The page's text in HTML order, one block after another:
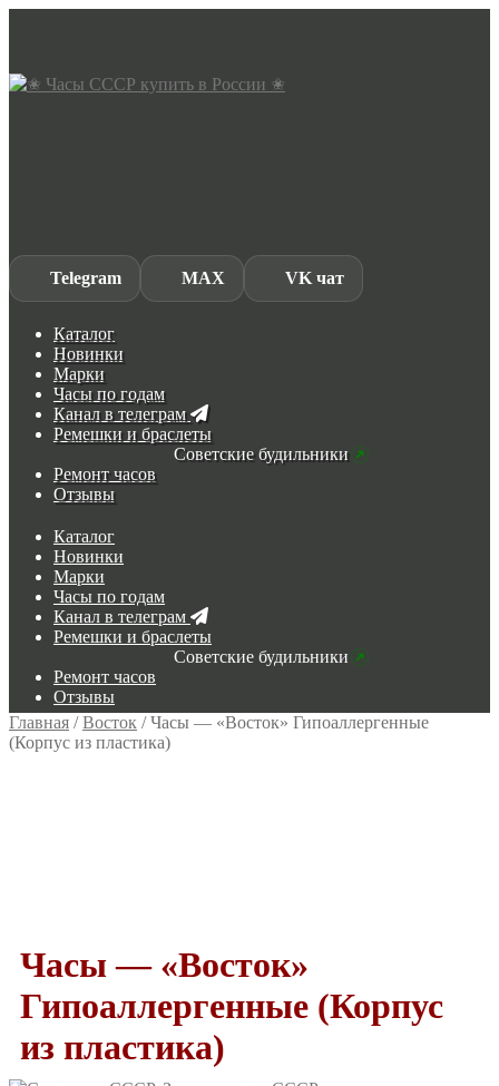
Skip
Skip
Telegram MAX VK чат
Каталог
Новинки
Марки
Часы по годам
Канал в телеграм
Ремешки и браслеты
Советские будильники
Ремонт часов
Отзывы
Каталог
Новинки
Марки
Часы по годам
Канал в телеграм
Ремешки и браслеты
Советские будильники
Ремонт часов
Отзывы
Главная /Восток /Часы — «Восток» Гипоаллергенные
(Корпус из пластика)
Часы — «Восток»
Гипоаллергенные (Корпус
из пластика)